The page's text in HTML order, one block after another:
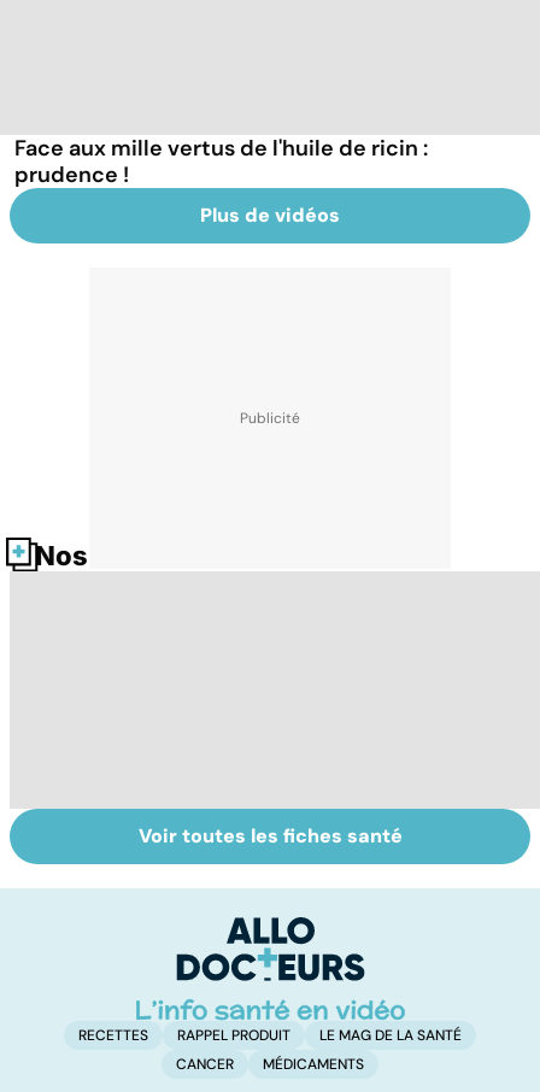
Face aux mille vertus de l'huile de ricin :
prudence !
Plus de vidéos
Nos fiches santé
Ongles : quand
s'inquiéter ?
Quand les pieds
font souffrir
Voir toutes les fiches santé
RECETTES RAPPEL PRODUIT
LE MAG DE LA SANTÉ
CANCER
MÉDICAMENTS